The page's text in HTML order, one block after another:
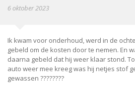
6 oktober 2023
Ik kwam voor onderhoud, werd in de
gebeld om de kosten door te nemen. En
daarna gebeld dat hij weer klaar stond.
auto weer mee kreeg was hij netjes stof
gewassen ????????